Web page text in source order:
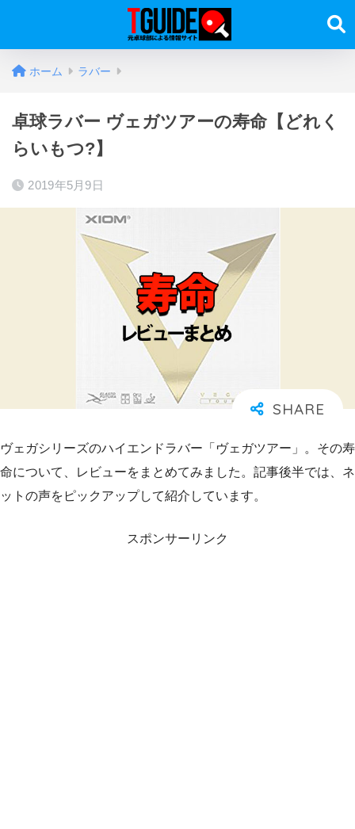
ホーム ラバー
卓球ラバー ヴェガツアーの寿命【どれく
らいもつ?】
2019年5月9日
ヴェガシリーズのハイエンドラバー「ヴェガツアー」。その寿
命について、レビューをまとめてみました。記事後半では、ネ
ットの声をピックアップして紹介しています。
スポンサーリンク